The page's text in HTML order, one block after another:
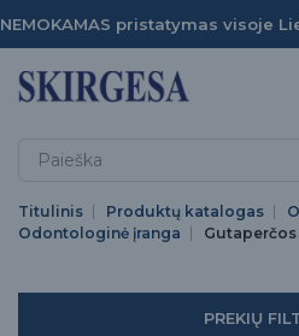
NEMOKAMAS pristatymas visoje
Titulinis Produktų katalogas
Odontologinė įranga
PREKIŲ